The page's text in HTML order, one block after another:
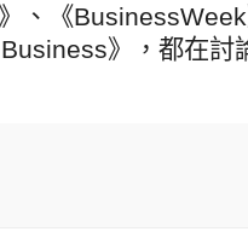
、《BusinessWeek
》，都在討